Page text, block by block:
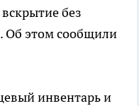
без
Об этом сообщили
инвентарь и